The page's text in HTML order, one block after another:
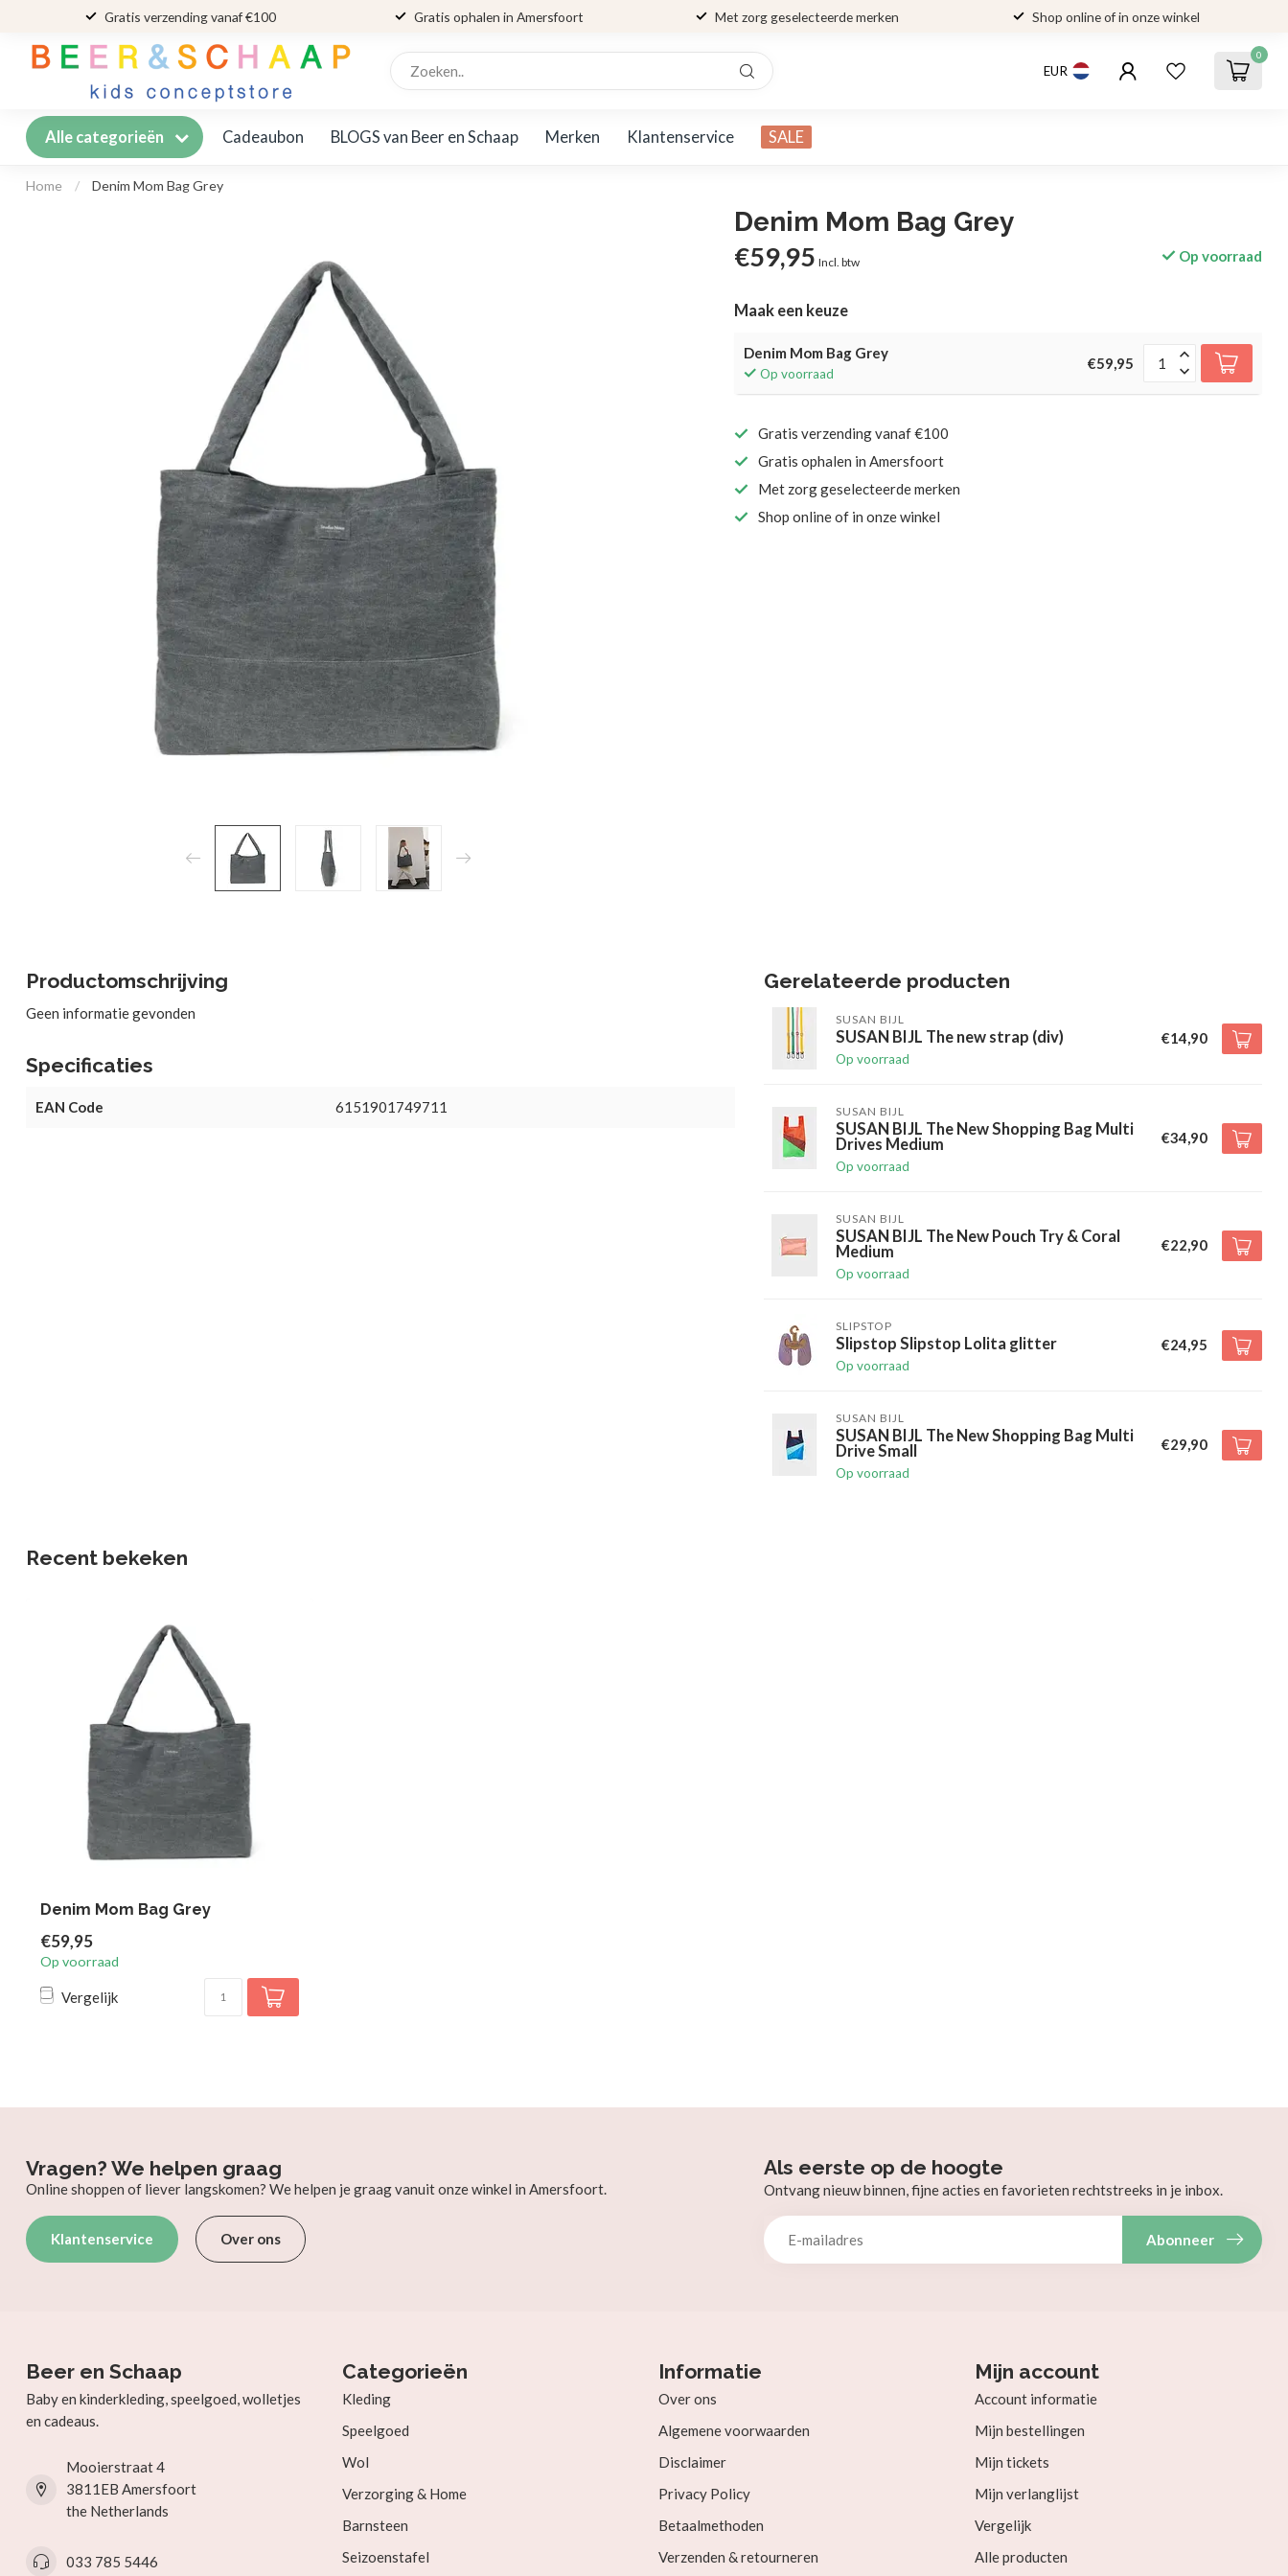
Gratis verzending vanaf €100 Gratis ophalen in Amersfoort Met zorg geselecteerde merken Shop online of in onze winkel
EUR
0
Alle categorieën Cadeaubon BLOGS van Beer en Schaap Merken Klantenservice SALE
Home / Denim Mom Bag Grey
Denim Mom Bag Grey
€59,95 Incl. btw Op voorraad
Maak een keuze
Denim Mom Bag Grey
Op voorraad
€59,95
Gratis verzending vanaf €100
Gratis ophalen in Amersfoort
Met zorg geselecteerde merken
Shop online of in onze winkel
Productomschrijving
Geen informatie gevonden
Specificaties
EAN Code 6151901749711
Gerelateerde producten
SUSAN BIJL
SUSAN BIJL The new strap (div)
Op voorraad
€14,90
SUSAN BIJL
SUSAN BIJL The New Shopping Bag Multi
Drives Medium
Op voorraad
€34,90
SUSAN BIJL
SUSAN BIJL The New Pouch Try & Coral
Medium
Op voorraad
€22,90
SLIPSTOP
Slipstop Slipstop Lolita glitter
Op voorraad
€24,95
SUSAN BIJL
SUSAN BIJL The New Shopping Bag Multi
Drive Small
Op voorraad
€29,90
Recent bekeken
Denim Mom Bag Grey
€59,95
Op voorraad
Vergelijk
Vragen? We helpen graag
Online shoppen of liever langskomen? We helpen je graag vanuit onze winkel in Amersfoort.
Klantenservice Over ons
Als eerste op de hoogte
Ontvang nieuw binnen, fijne acties en favorieten rechtstreeks in je inbox.
Abonneer
Beer en Schaap
Baby en kinderkleding, speelgoed, wolletjes
en cadeaus.
Mooierstraat 4
3811EB Amersfoort
the Netherlands
033 785 5446
Categorieën
Kleding
Speelgoed
Wol
Verzorging & Home
Barnsteen
Seizoenstafel
Informatie
Over ons
Algemene voorwaarden
Disclaimer
Privacy Policy
Betaalmethoden
Verzenden & retourneren
Mijn account
Account informatie
Mijn bestellingen
Mijn tickets
Mijn verlanglijst
Vergelijk
Alle producten